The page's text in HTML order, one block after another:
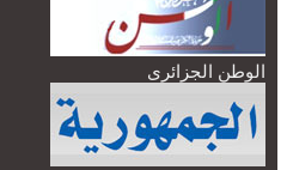
الوطن الجزائرى